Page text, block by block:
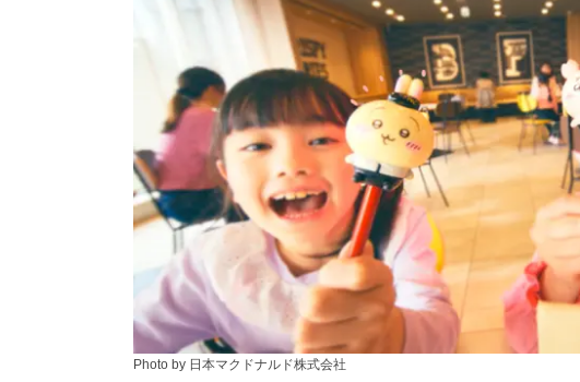
Photo by 日本マクドナルド株式会社